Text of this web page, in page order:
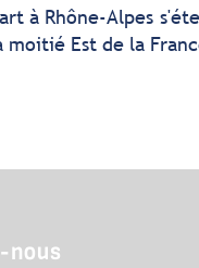
à Rhône-Alpes
moitié Est de la
nous